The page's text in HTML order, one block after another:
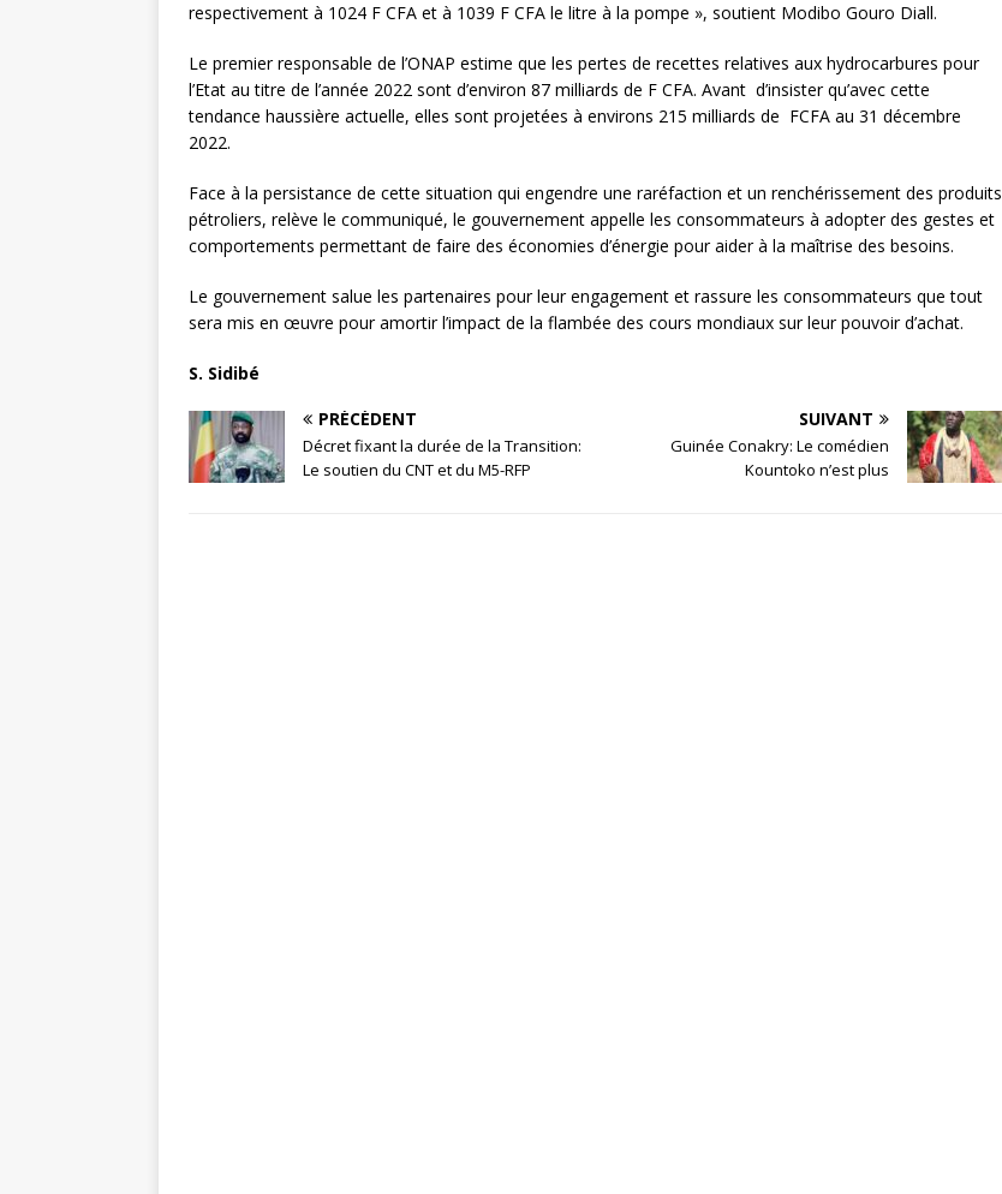
respectivement à 1024 F CFA et à 1039 F CFA le litre à la pompe », soutient Modibo Gouro Diall.
Le premier responsable de l’ONAP estime que les pertes de recettes relatives aux hydrocarbures pour
l’Etat au titre de l’année 2022 sont d’environ 87 milliards de F CFA. Avant d’insister qu’avec cette
tendance haussière actuelle, elles sont projetées à environs 215 milliards de FCFA au 31 décembre
2022.
Face à la persistance de cette situation qui engendre une raréfaction et un renchérissement des produits
pétroliers, relève le communiqué, le gouvernement appelle les consommateurs à adopter des gestes et
comportements permettant de faire des économies d’énergie pour aider à la maîtrise des besoins.
Le gouvernement salue les partenaires pour leur engagement et rassure les consommateurs que tout
sera mis en œuvre pour amortir l’impact de la flambée des cours mondiaux sur leur pouvoir d’achat.
S. Sidibé
PRÉCÉDENT
Décret fixant la durée de la Transition:
Le soutien du CNT et du M5-RFP
SUIVANT
Guinée Conakry: Le comédien
Kountoko n’est plus